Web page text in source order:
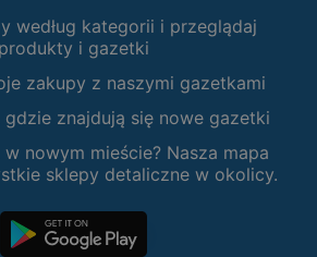
według kategorii i przeglądaj
produkty i gazetki
zakupy z naszymi gazetkami
gdzie znajdują się nowe gazetki
nowym mieście? Nasza mapa
sklepy detaliczne w okolicy.